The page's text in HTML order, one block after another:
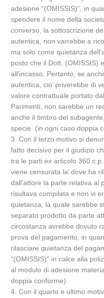
adesione “(OMISSIS)”, in
spendere il nome della
converso, la sottoscrizione
autentica, non varrebbe a
ma solo come quietanza
posto che il Dott. (OMISSIS)
all’incasso. Pertanto, se
autentica, cio’ priverebbe di
valore contrattuale portato
Parimenti, non sarebbe un
anche il timbro del
specie. (in ogni caso doppia
3. Con il terzo motivo si
fatto decisivo per il giudizio
tra le parti ex articolo 360
viene censurata la’ dove ha
dall’attore la parte relativa al
risultava compilata e non vi
quietanza, la quale sarebbe
separato prodotto da parte
circostanza avrebbe dovuto
prova del pagamento, in
rilasciare quietanza del
“(OMISSIS)” in calce alla
al modulo di adesione
doppia conforme).
4. Con il quarto e ultimo